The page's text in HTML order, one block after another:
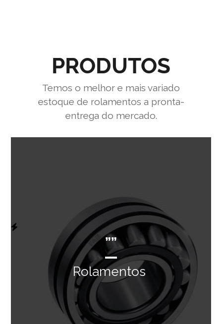
PRODUTOS
Temos o melhor e mais variado
estoque de rolamentos a pronta-
entrega do mercado.
””
Rolamentos